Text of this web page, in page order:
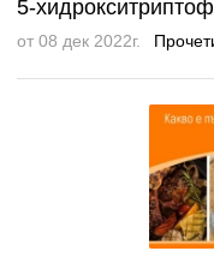
5-
от 08 дек 2022г.